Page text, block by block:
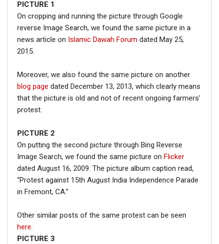
PICTURE 1
On cropping and running the picture through Google
reverse Image Search, we found the same picture in a
news article on Islamic Dawah Forum dated May 25,
2015.
Moreover, we also found the same picture on another
blog page dated December 13, 2013, which clearly means
that the picture is old and not of recent ongoing farmers’
protest.
PICTURE 2
On putting the second picture through Bing Reverse
Image Search, we found the same picture on Flicker
dated August 16, 2009. The picture album caption read,
“Protest against 15th August India Independence Parade
in Fremont, CA.”
Other similar posts of the same protest can be seen
here.
PICTURE 3